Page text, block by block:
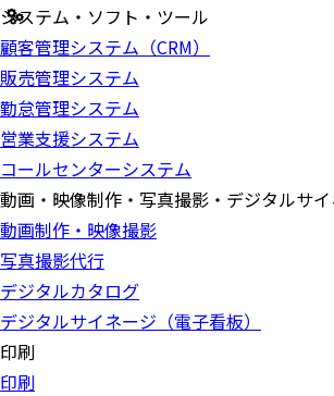
システム・ソフト・ツール
顧客管理システム（CRM）
販売管理システム
勤怠管理システム
営業支援システム
コールセンターシステム
動画・映像制作・写真撮影・デジタルサ
動画制作・映像撮影
写真撮影代行
デジタルカタログ
デジタルサイネージ（電子看板）
印刷
印刷